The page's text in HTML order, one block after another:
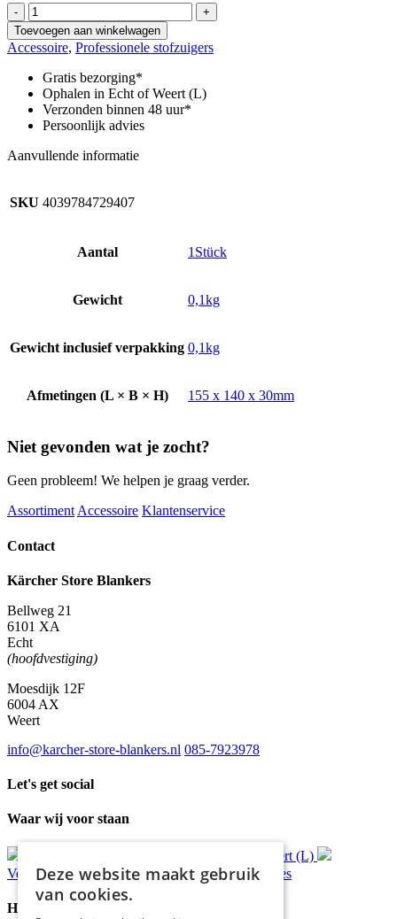
-
Stoffilterzak
aantal
+
Toevoegen aan winkelwagen
Accessoire, Professionele stofzuigers
Gratis bezorging*
Ophalen in Echt of Weert (L)
Verzonden binnen 48 uur*
Persoonlijk advies
Aanvullende informatie
SKU 4039784729407
Aantal 1Stück
Gewicht 0,1kg
Gewicht inclusief verpakking 0,1kg
Afmetingen (L × B × H) 155 x 140 x 30mm
Niet gevonden wat je zocht?
Geen probleem! We helpen je graag verder.
Assortiment Accessoire Klantenservice
Contact
Kärcher Store Blankers
Bellweg 21
6101 XA
Echt
(hoofdvestiging)
Moesdijk 12F
6004 AX
Weert
info@karcher-store-blankers.nl 085-7923978
Let's get social
Waar wij voor staan
Ophalen in Echt of Weert (L)
Verzondenbinnen 48 uur* Persoonlijk advies
Handige Links
Deze website maakt gebruik
van cookies.